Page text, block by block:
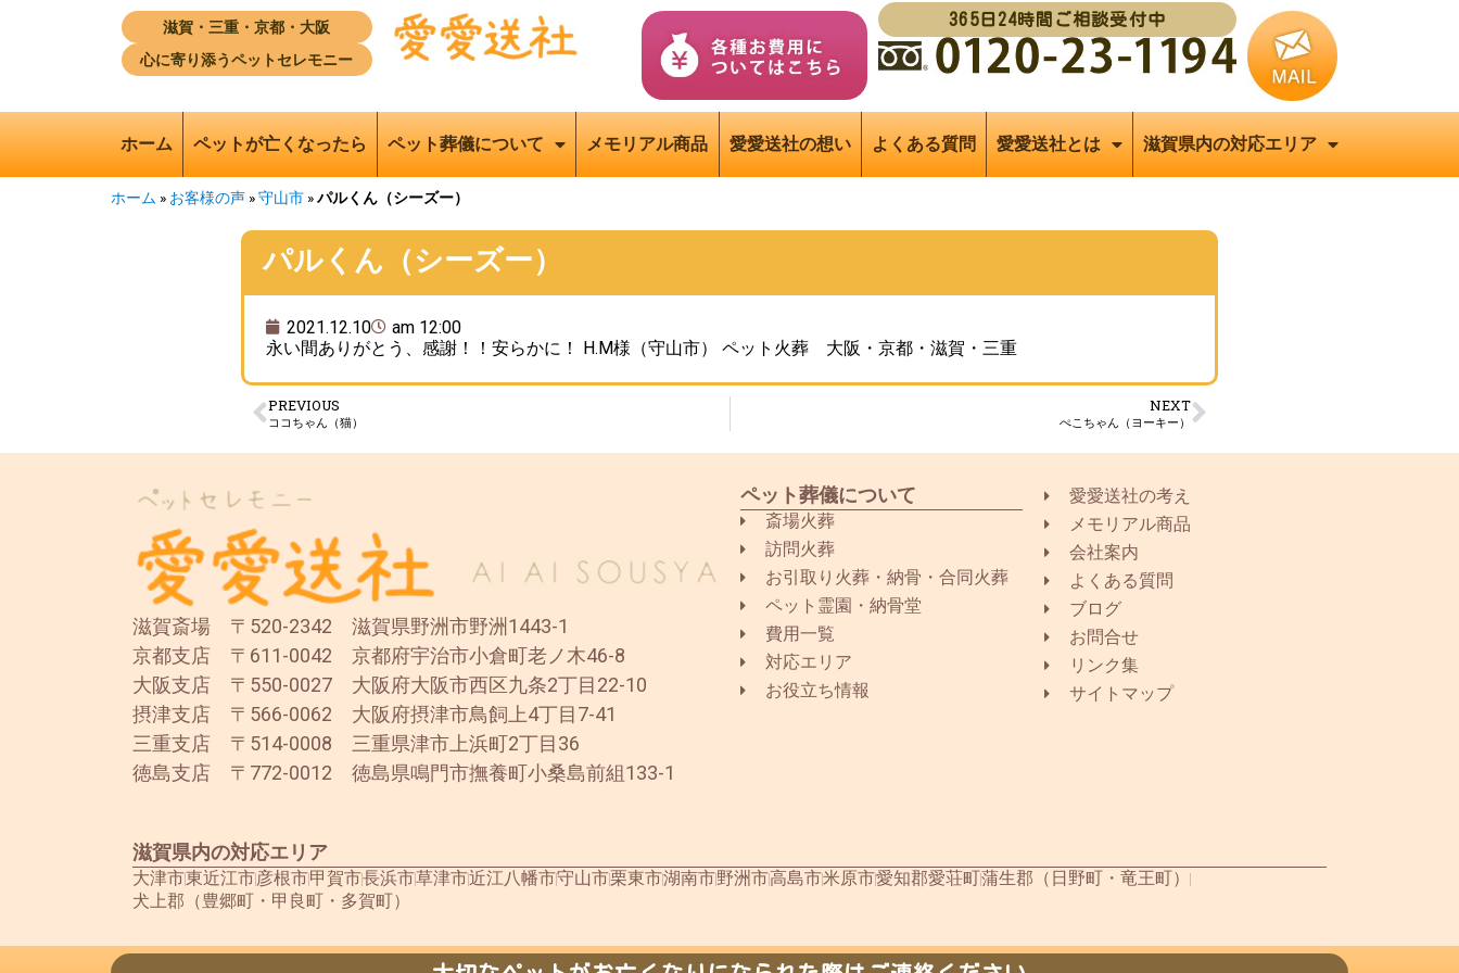
滋賀・三重・京都・大阪
心に寄り添うペットセレモニー
365日24時間ご相談受付中
ホーム ペットが亡くなったら ペット葬儀について メモリアル商品 愛愛送社の想い よくある質問 愛愛送社とは 滋賀県内の対応エリア
ホーム » お客様の声 »守山市 »パルくん（シーズー）
パルくん（シーズー）
2021.12.10
am 12:00
永い間ありがとう、感謝！！安らかに！ H.M様（守山市） ペット火葬 大阪・京都・滋賀・三重
PREVIOUS
ココちゃん（猫）
NEXT
ぺこちゃん（ヨーキー）
滋賀斎場 〒520-2342 滋賀県野洲市野洲1443-1
京都支店 〒611-0042 京都府宇治市小倉町老ノ木46-8
大阪支店 〒550-0027 大阪府大阪市西区九条2丁目22-10
摂津支店 〒566-0062 大阪府摂津市鳥飼上4丁目7-41
三重支店 〒514-0008 三重県津市上浜町2丁目36
徳島支店 〒772-0012 徳島県鳴門市撫養町小桑島前組133-1
ペット葬儀について
斎場火葬
訪問火葬
お引取り火葬・納骨・合同火葬
ペット霊園・納骨堂
費用一覧
対応エリア
お役立ち情報
愛愛送社の考え
メモリアル商品
会社案内
よくある質問
ブログ
お問合せ
リンク集
サイトマップ
滋賀県内の対応エリア
大津市東近江市彦根市甲賀市長浜市草津市近江八幡市守山市栗東市湖南市野洲市高島市米原市愛知郡愛荘町蒲生郡（日野町・竜王町）
犬上郡（豊郷町・甲良町・多賀町）